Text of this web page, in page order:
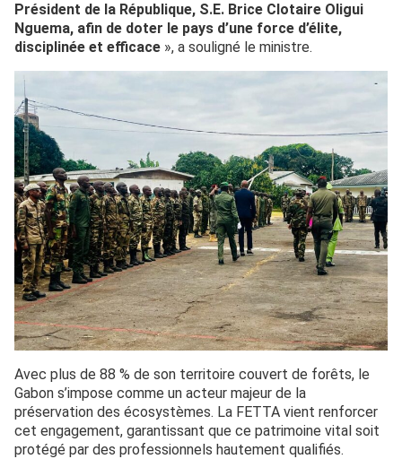
Président de la République, S.E. Brice Clotaire Oligui
Nguema, afin de doter le pays d’une force d’élite,
disciplinée et efficace », a souligné le ministre.
Avec plus de 88 % de son territoire couvert de forêts, le
Gabon s’impose comme un acteur majeur de la
préservation des écosystèmes. La FETTA vient renforcer
cet engagement, garantissant que ce patrimoine vital soit
protégé par des professionnels hautement qualifiés.